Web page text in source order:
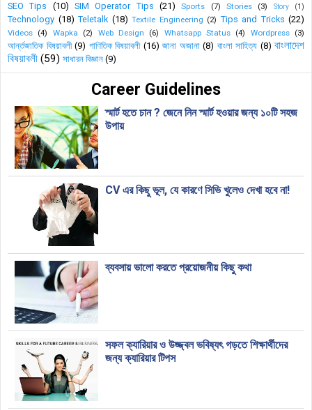
SEO Tips (10) SIM Operator Tips (21) Sports (7) Stories (3) Story (1)
Technology (18) Teletalk (18) Textile Engineering (2) Tips and Tricks (22)
Videos (4) Wapka (2) Web Design (6) Whatsapp Status (4) Wordpress (3)
আর্ন্তজাতিক বিষয়াবলী (9) গাণিতিক বিষয়াবলী (16) জানা অজানা (8) বাংলা সাহিত্য (8) বাংলাদেশ
বিষয়াবলী (59) সাধারন বিজ্ঞান (9)
Career Guidelines
স্মার্ট হতে চান ? জেনে নিন স্মার্ট হওয়ার জন্য ১০টি সহজ
উপায়
CV এর কিছু ভূল, যে কারণে সিভি খুলেও দেখা হবে না!
ব্যবসায় ভালো করতে প্রয়োজনীয় কিছু কথা
সফল ক্যারিয়ার ও উজ্জ্বল ভবিষ্যৎ গড়তে শিক্ষার্থীদের
জন্য ক্যারিয়ার টিপস